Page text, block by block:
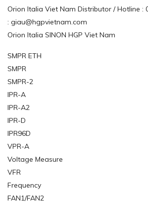
Orion Italia Viet Nam Distributor / Hotline :
: giau@hgpvietnam.com
Orion Italia SINON HGP Viet Nam
SMPR ETH
SMPR
SMPR-2
IPR-A
IPR-A2
IPR-D
IPR96D
VPR-A
Voltage Measure
VFR
Frequency
FAN1/FAN2